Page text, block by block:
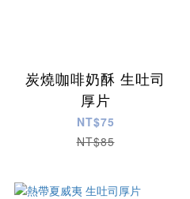
炭燒咖啡奶酥 生吐司
厚片
NT$75
NT$85